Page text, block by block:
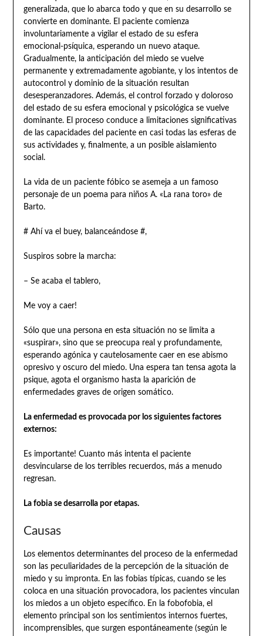
generalizada, que lo abarca todo y que en su desarrollo se
convierte en dominante. El paciente comienza
involuntariamente a vigilar el estado de su esfera
emocional-psíquica, esperando un nuevo ataque.
Gradualmente, la anticipación del miedo se vuelve
permanente y extremadamente agobiante, y los intentos de
autocontrol y dominio de la situación resultan
desesperanzadores. Además, el control forzado y doloroso
del estado de su esfera emocional y psicológica se vuelve
dominante. El proceso conduce a limitaciones significativas
de las capacidades del paciente en casi todas las esferas de
sus actividades y, finalmente, a un posible aislamiento
social.
La vida de un paciente fóbico se asemeja a un famoso
personaje de un poema para niños A. «La rana toro» de
Barto.
# Ahí va el buey, balanceándose #,
Suspiros sobre la marcha:
– Se acaba el tablero,
Me voy a caer!
Sólo que una persona en esta situación no se limita a
«suspirar», sino que se preocupa real y profundamente,
esperando agónica y cautelosamente caer en ese abismo
opresivo y oscuro del miedo. Una espera tan tensa agota la
psique, agota el organismo hasta la aparición de
enfermedades graves de origen somático.
La enfermedad es provocada por los siguientes factores
externos:
Es importante! Cuanto más intenta el paciente
desvincularse de los terribles recuerdos, más a menudo
regresan.
La fobia se desarrolla por etapas.
Causas
Los elementos determinantes del proceso de la enfermedad
son las peculiaridades de la percepción de la situación de
miedo y su impronta. En las fobias típicas, cuando se les
coloca en una situación provocadora, los pacientes vinculan
los miedos a un objeto específico. En la fobofobia, el
elemento principal son los sentimientos internos fuertes,
incomprensibles, que surgen espontáneamente (según le